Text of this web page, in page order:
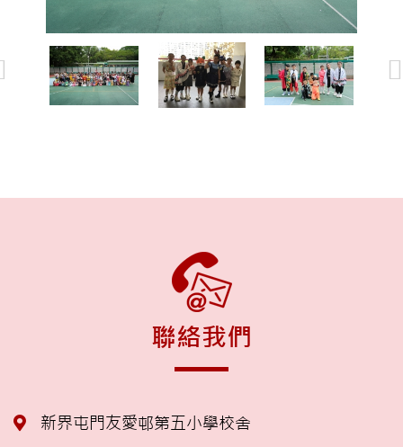
聯絡我們
新界屯門友愛邨第五小學校舍